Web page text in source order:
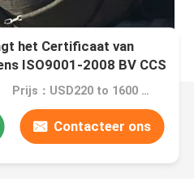
het Certificaat van
ISO9001-2008 BV CCS
Prijs：USD220 to 1600 Per Piece
Contacteer ons